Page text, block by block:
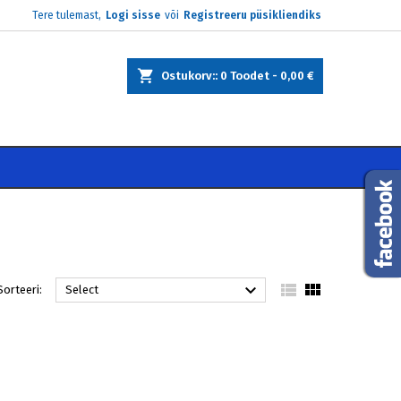
Tere tulemast, Logi sisse või Registreeru püsikliendiks
Ostukorv: 0 Toodet - 0,00 €
Select   